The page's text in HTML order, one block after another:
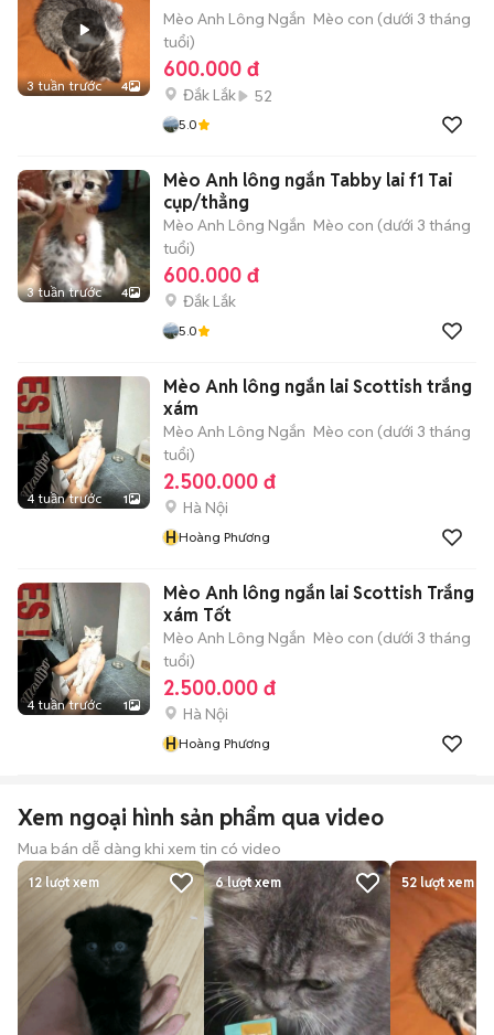
3 tuần trước 4
Mèo Anh Lông Ngắn Mèo con (dưới 3 tháng
tuổi)
600.000 đ
Đắk Lắk 52
5.0
3 tuần trước 4
Mèo Anh lông ngắn Tabby lai f1 Tai
cụp/thẳng
Mèo Anh Lông Ngắn Mèo con (dưới 3 tháng
tuổi)
600.000 đ
Đắk Lắk
5.0
4 tuần trước 1
Mèo Anh lông ngắn lai Scottish trắng
xám
Mèo Anh Lông Ngắn Mèo con (dưới 3 tháng
tuổi)
2.500.000 đ
Hà Nội
HHoàng Phương
4 tuần trước 1
Mèo Anh lông ngắn lai Scottish Trắng
xám Tốt
Mèo Anh Lông Ngắn Mèo con (dưới 3 tháng
tuổi)
2.500.000 đ
Hà Nội
HHoàng Phương
Xem ngoại hình sản phẩm qua video
Mua bán dễ dàng khi xem tin có video
12 lượt xem 6lượt xem 52 lượt xem